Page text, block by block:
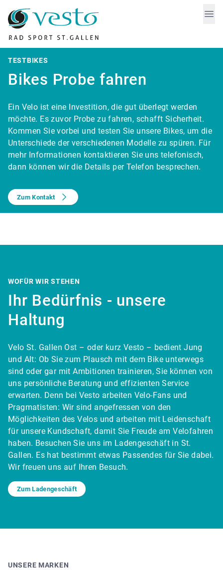
Vesto
Bikes Probe fahren
TESTBIKES
Ein Velo ist eine Investition, die gut überlegt werden
möchte. Es zuvor Probe zu fahren, schafft Sicherheit.
Kommen Sie vorbei und testen Sie unsere Bikes, um die
Unterschiede der verschiedenen Modelle zu spüren. Für
mehr Informationen kontaktieren Sie uns telefonisch,
dann können wir die Details per Telefon besprechen.
Zum Kontakt
Ihr Bedürfnis - unsere
Haltung
WOFÜR WIR STEHEN
Velo St. Gallen Ost – oder kurz Vesto – bedient Jung
und Alt: Ob Sie zum Plausch mit dem Bike unterwegs
sind oder gar mit Ambitionen trainieren, Sie können von
uns persönliche Beratung und effizienten Service
erwarten. Denn bei Vesto arbeiten Velo-Fans und
Pragmatisten: Wir sind angefressen von den
Möglichkeiten des Velos und arbeiten mit Leidenschaft
für unsere Kundschaft, damit Sie Freude am Velofahren
haben. Besuchen Sie uns im Ladengeschäft in St.
Gallen. Es hat bestimmt etwas Passendes für Sie dabei.
Wir freuen uns auf Ihren Besuch.
Zum Ladengeschäft
UNSERE MARKEN